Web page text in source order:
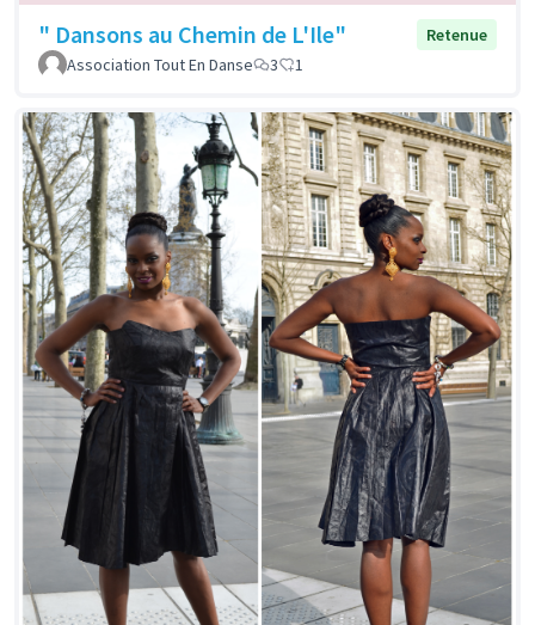
" Dansons au Chemin de L'Ile"
Retenue
Association Tout En Danse
3 1